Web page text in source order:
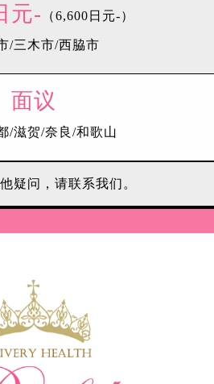
元- （6,600日元-）
/三木市/西脇市
面议
/滋贺/奈良/和歌山
疑问，请联系我们。